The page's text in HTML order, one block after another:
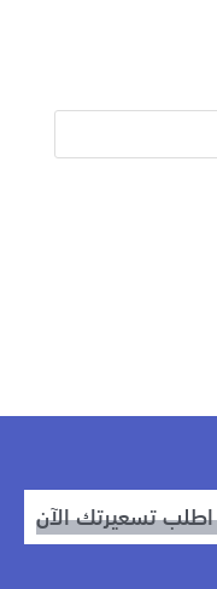
اطلب تسعيرتك الآن